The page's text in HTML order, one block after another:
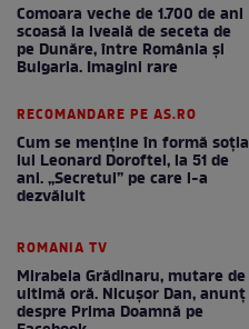
Comoara veche de 1.700 de ani
scoasă la iveală de seceta de
pe Dunăre, între România şi
Bulgaria. Imagini rare
RECOMANDARE PE AS.RO
Cum se menţine în formă soţia
lui Leonard Doroftei, la 51 de
ani. „Secretul” pe care l-a
dezvăluit
ROMANIA TV
Mirabela Grădinaru, mutare de
ultimă oră. Nicuşor Dan, anunţ
despre Prima Doamnă pe